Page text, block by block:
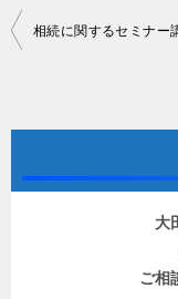
投
ビ
大
ご相